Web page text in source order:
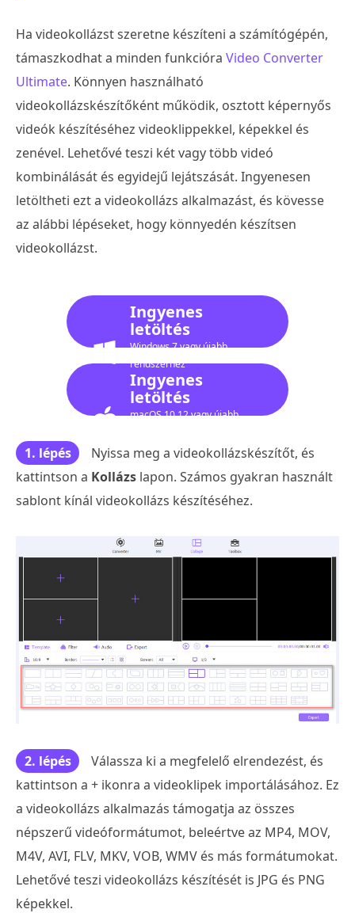
Ha videokollázst szeretne készíteni a számítógépén,
támaszkodhat a minden funkcióra Video Converter
Ultimate. Könnyen használható
videokollázskészítőként működik, osztott képernyős
videók készítéséhez videoklippekkel, képekkel és
zenével. Lehetővé teszi két vagy több videó
kombinálását és egyidejű lejátszását. Ingyenesen
letöltheti ezt a videokollázs alkalmazást, és kövesse
az alábbi lépéseket, hogy könnyedén készítsen
videokollázst.
Ingyenes
letöltés
Windows 7 vagy újabb
rendszerhez
Ingyenes
letöltés
macOS 10.12 vagy újabb
1. lépés
Nyissa meg a videokollázskészítőt, és
kattintson a Kollázs lapon. Számos gyakran használt
sablont kínál videokollázs készítéséhez.
2. lépés
Válassza ki a megfelelő elrendezést, és
kattintson a + ikonra a videoklipek importálásához. Ez
a videokollázs alkalmazás támogatja az összes
népszerű videóformátumot, beleértve az MP4, MOV,
M4V, AVI, FLV, MKV, VOB, WMV és más formátumokat.
Lehetővé teszi videokollázs készítését is JPG és PNG
képekkel.